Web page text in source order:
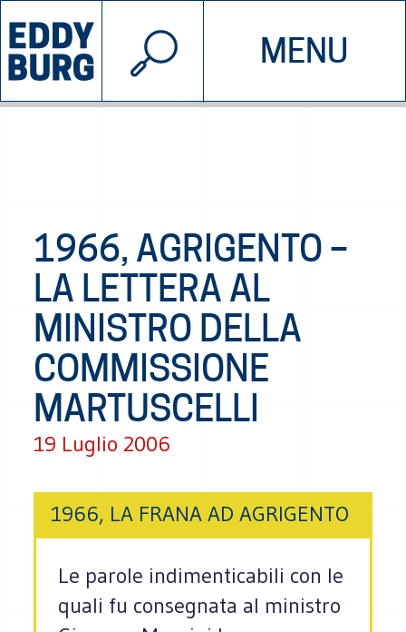
MENU
INIZIATIVE CHI SIAMO
© 2026 EDDYBURG
1966, AGRIGENTO –
LA LETTERA AL
MINISTRO DELLA
COMMISSIONE
MARTUSCELLI
19 Luglio 2006
1966, LA FRANA AD AGRIGENTO
Le parole indimenticabili con le
quali fu consegnata al ministro